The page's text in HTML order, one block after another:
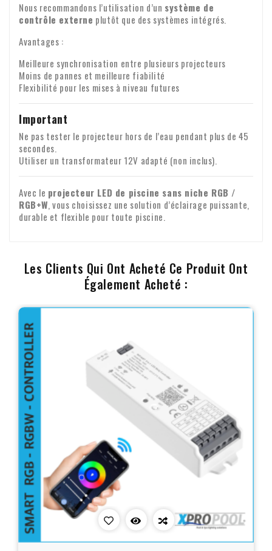
Nous recommandons l’utilisation d’un système de
contrôle externe plutôt que des systèmes intégrés.
Avantages :
Meilleure synchronisation entre plusieurs projecteurs
Moins de pannes et meilleure fiabilité
Flexibilité pour les mises à niveau futures
Important
Ne pas tester le projecteur hors de l’eau pendant plus de 45
secondes.
Utiliser un transformateur 12V adapté (non inclus).
Avec le projecteur LED de piscine sans niche RGB /
RGB+W, vous choisissez une solution d’éclairage puissante,
durable et flexible pour toute piscine.
Les Clients Qui Ont Acheté Ce Produit Ont
Également Acheté :